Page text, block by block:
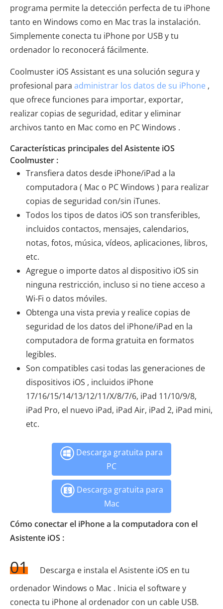
programa permite la detección perfecta de tu iPhone
tanto en Windows como en Mac tras la instalación.
Simplemente conecta tu iPhone por USB y tu
ordenador lo reconocerá fácilmente.
Coolmuster iOS Assistant es una solución segura y
profesional para administrar los datos de su iPhone ,
que ofrece funciones para importar, exportar,
realizar copias de seguridad, editar y eliminar
archivos tanto en Mac como en PC Windows .
Características principales del Asistente iOS
Coolmuster :
Transfiera datos desde iPhone/iPad a la
computadora ( Mac o PC Windows ) para realizar
copias de seguridad con/sin iTunes.
Todos los tipos de datos iOS son transferibles,
incluidos contactos, mensajes, calendarios,
notas, fotos, música, vídeos, aplicaciones, libros,
etc.
Agregue o importe datos al dispositivo iOS sin
ninguna restricción, incluso si no tiene acceso a
Wi-Fi o datos móviles.
Obtenga una vista previa y realice copias de
seguridad de los datos del iPhone/iPad en la
computadora de forma gratuita en formatos
legibles.
Son compatibles casi todas las generaciones de
dispositivos iOS , incluidos iPhone
17/16/15/14/13/12/11/X/8/7/6, iPad 11/10/9/8,
iPad Pro, el nuevo iPad, iPad Air, iPad 2, iPad mini,
etc.
Descarga gratuita para
PC
Descarga gratuita para
Mac
Cómo conectar el iPhone a la computadora con el
Asistente iOS :
01
Descarga e instala el Asistente iOS en tu
ordenador Windows o Mac . Inicia el software y
conecta tu iPhone al ordenador con un cable USB.